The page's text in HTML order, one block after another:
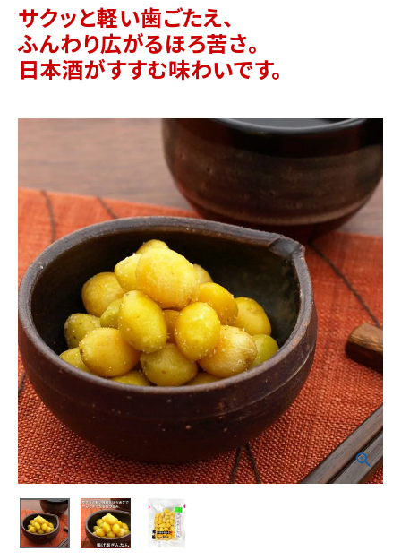
サクッと軽い歯ごたえ、
ふんわり広がるほろ苦さ。
日本酒がすすむ味わいです。